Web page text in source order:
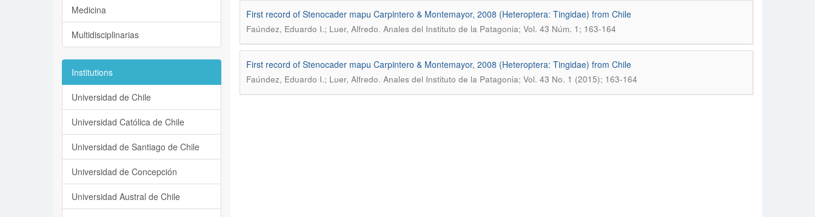
First record of Stenocader mapu Carpintero & Montemayor, 2008 (Heteroptera: Tingidae) from Chile
Faúndez, Eduardo I.; Luer, Alfredo. Anales del Instituto de la Patagonia; Vol. 43 Núm. 1; 163-164
First record of Stenocader mapu Carpintero & Montemayor, 2008 (Heteroptera: Tingidae) from Chile
Faúndez, Eduardo I.; Luer, Alfredo. Anales del Instituto de la Patagonia; Vol. 43 No. 1 (2015); 163-164
Medicina
Multidisciplinarias
Institutions
Universidad de Chile
Universidad Católica de Chile
Universidad de Santiago de Chile
Universidad de Concepción
Universidad Austral de Chile